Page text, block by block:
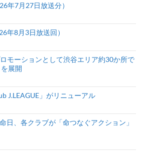
年7月27日放送分）
年8月3日放送回）
モーションとして渋谷エリア約30か所で
展開
J.LEAGUE」がリニューアル
日、各クラブが「命つなぐアクション」